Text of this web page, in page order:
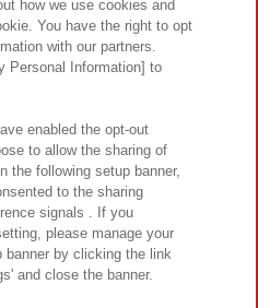
リティ サイトポリシー
アクセシビリティ方針と検証結果
よくあるご質問・お問い合わせ
Amusement Inc.
how we use cookies and
You have the right to opt
with our partners.
Personal Information] to
enabled the opt-out
to allow the sharing of
the following setup banner,
to the sharing
signals . If you
please manage your
banner by clicking the link
and close the banner.